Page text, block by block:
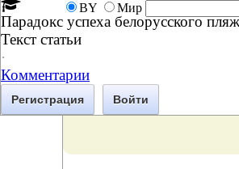
BY Мир
Парадокс успеха белорусского
Текст статьи
·
Комментарии
Регистрация Войти